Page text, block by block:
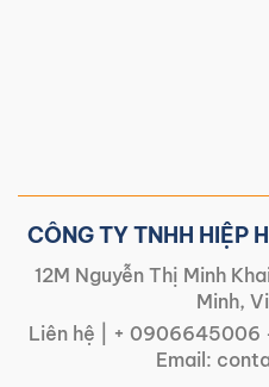
CÔNG TY TNHH HIỆP
12M Nguyễn Thị Minh
Minh,
Liên hệ |
+ 0906645006
Email: